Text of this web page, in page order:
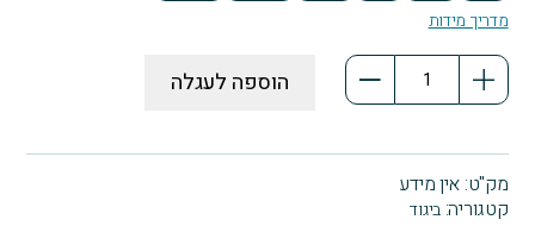
מדריך מידות
כמות
שועל
-
סגול
הוספה לעגלה
מק"ט: אין מידע
קטגוריה: ביגוד